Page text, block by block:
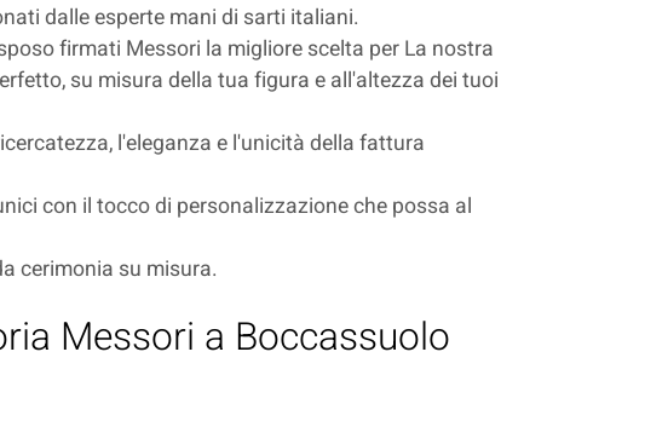
dalle esperte mani di sarti italiani.
firmati Messori la migliore scelta per La nostra
su misura della tua figura e all'altezza dei tuoi
l'eleganza e l'unicità della fattura
con il tocco di personalizzazione che possa al
cerimonia su misura.
Messori a Boccassuolo